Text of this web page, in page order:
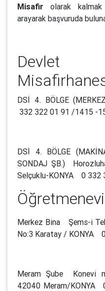
Misafirolarak
arayarak başvuruda
Devlet
DSİ 4. BÖLGE
332 322 01 91 /1415 -
DSİ 4. BÖLGE
SONDAJ ŞB.)
Selçuklu-KONYA 0 332
Öğretmenevi
Merkez Bina Şems-i
No:3 Karatay / KONYA
Meram Şube Konevi
42040 Meram/